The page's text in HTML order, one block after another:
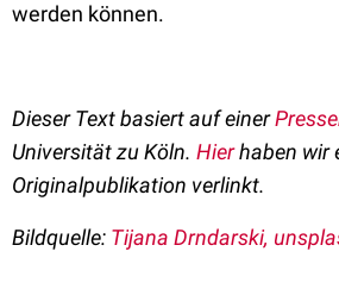
werden können.
Dieser Text basiert auf einer
Universität zu Köln. Hierhaben wir
Originalpublikation verlinkt.
Bildquelle: Tijana Drndarski,